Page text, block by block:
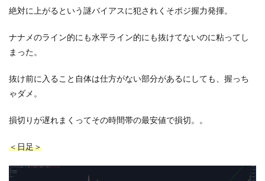
絶対に上がるという謎バイアスに犯されくそポジ握力発揮。
ナナメのライン的にも水平ライン的にも抜けてないのに粘ってし
まった。
抜け前に入ること自体は仕方がない部分があるにしても、握っち
ゃダメ。
損切りが遅れまくってその時間帯の最安値で損切。。
＜日足＞